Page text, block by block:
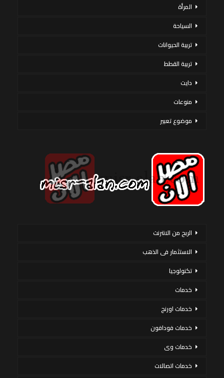
المرأة
السياحة
تربية الحيوانات
تربية القطط
دايت
منوعات
موضوع تعبير
الربح من الانترنت
الاستثمار فى الذهب
تكنولوجيا
خدمات
خدمات اورنج
خدمات فودافون
خدمات وى
خدمات اتصالات